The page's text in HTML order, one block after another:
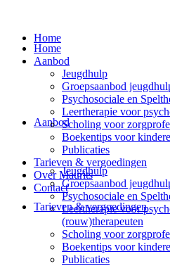
Home
Aanbod
Jeugdhulp
Groepsaanbod
Psychosociale en
Leertherapie voor
(rouw)therapeuten
Scholing voor
Boekentips voor
Publicaties
Tarieven & vergoedingen
Home
Aanbod
Jeugdhulp
Groepsaanbod
Psychosociale en
Leertherapie voor
Scholing voor
Boekentips voor
Publicaties
Tarieven & vergoedingen
Over Maurits
Contact